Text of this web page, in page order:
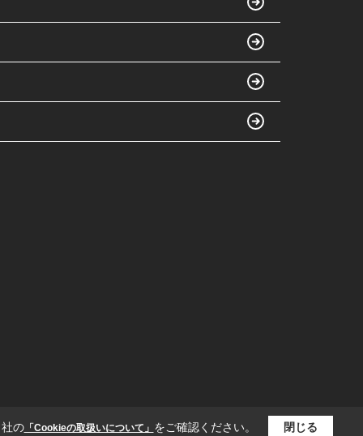
の「Cookieの取扱いについて」 をご確認ください。 閉じる